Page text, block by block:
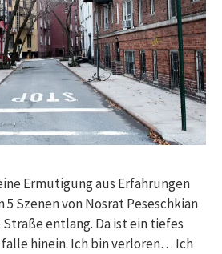
Ermutigung aus Erfahrungen
Szenen von Nosrat Peseschkian
Straße entlang. Da ist ein tiefes
falle hinein. Ich bin verloren… Ich